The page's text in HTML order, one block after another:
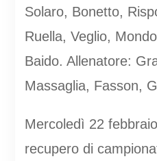
Solaro, Bonetto,
Ruella, Veglio,
Baido. Allenatore:
Massaglia, Fasson,
Mercoledì 22
recupero di